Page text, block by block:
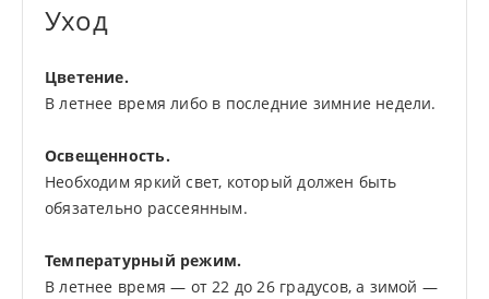
Уход
Цветение.
В летнее время либо в последние зимние недели.
Освещенность.
Необходим яркий свет, который должен быть
обязательно рассеянным.
Температурный режим.
В летнее время ― от 22 до 26 градусов, а зимой ―